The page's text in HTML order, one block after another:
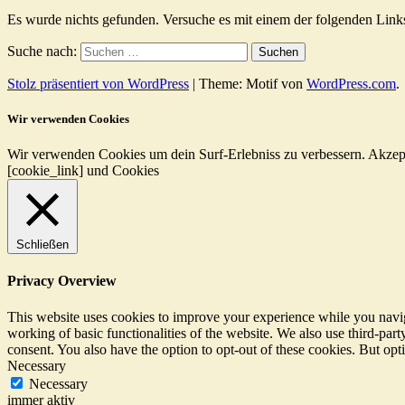
Es wurde nichts gefunden. Versuche es mit einem der folgenden
Suche nach:
Stolz präsentiert von WordPress | Theme: Motif von WordPress.com.
Wir verwenden Cookies
Wir verwenden Cookies um dein Surf-Erlebniss zu verbessern.
[cookie_link] und Cookies
Schließen
Privacy Overview
This website uses cookies to improve your experience while you
working of basic functionalities of the website. We also use third-
consent. You also have the option to opt-out of these cookies. But
Necessary
Necessary
immer aktiv